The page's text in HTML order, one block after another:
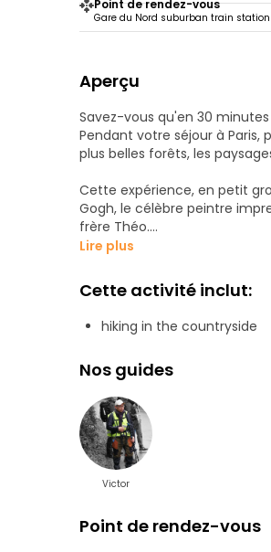
Point de rendez-vous
Gare du Nord suburban train
Aperçu
Savez-vous qu'en 30
Pendant votre séjour à
plus belles forêts, les
Cette expérience, en petit
Gogh, le célèbre peintre
frère Théo.
Notre promenade vous
Je vous emmènerai sur les
En chemin, je vous
en bonne forme physique si
de marcher au moins 5 km à
Cette randonnée dure 4
réserver une visite privée
Lire plus
Cette activité inclut:
hiking in the countryside
Nos guides
Victor
Point de rendez-vous